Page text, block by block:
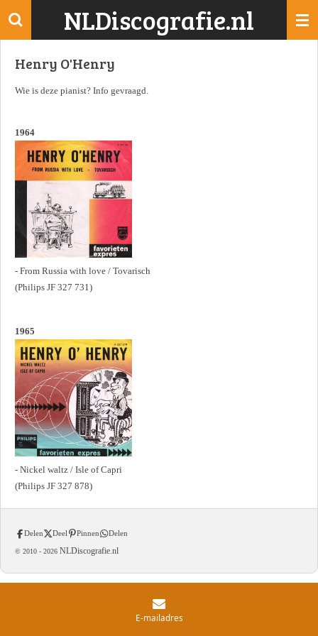
Ga
de
NLDiscografie.nl
Henry O'Henry
Wie is deze pianist? Info gevraagd.
1964
- From Russia with love / Tovarisch
(Philips JF 327 731)
1965
- Nickel waltz / Isle of Capri
(Philips JF 327 878)
Delen Deel Pinnen Delen
© 2010 - 2026 NLDiscografie.nl
E-mailadres